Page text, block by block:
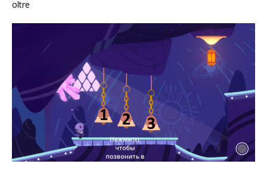
oltre